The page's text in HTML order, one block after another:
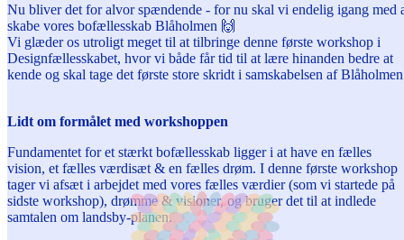
Nu bliver det for alvor spændende - for nu skal vi endelig igang med
skabe vores bofællesskab Blåholmen 🙌
Vi glæder os utroligt meget til at tilbringe denne første workshop i
Designfællesskabet, hvor vi både får tid til at lære hinanden bedre at
kende og skal tage det første store skridt i samskabelsen af
Lidt om formålet med workshoppen
Fundamentet for et stærkt bofællesskab ligger i at have en fælles
vision, et fælles værdisæt & en fælles drøm. I denne første workshop
tager vi afsæt i arbejdet med vores fælles værdier (som vi startede på
sidste workshop), drømme & visioner, og bruger det til at indlede
samtalen om landsby-planen.